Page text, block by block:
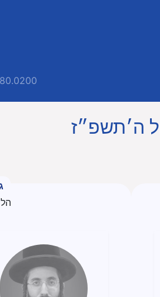
ה׳תשפ״ז